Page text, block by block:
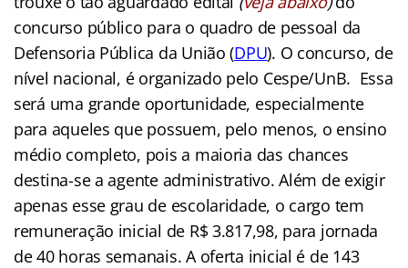
concurso público para o quadro de pessoal da
Defensoria Pública da União (DPU). O concurso, de
nível nacional, é organizado pelo Cespe/UnB. Essa
será uma grande oportunidade, especialmente
para aqueles que possuem, pelo menos, o ensino
médio completo, pois a maioria das chances
destina-se a agente administrativo. Além de exigir
apenas esse grau de escolaridade, o cargo tem
remuneração inicial de R$ 3.817,98, para jornada
de 40 horas semanais. A oferta inicial é de 143